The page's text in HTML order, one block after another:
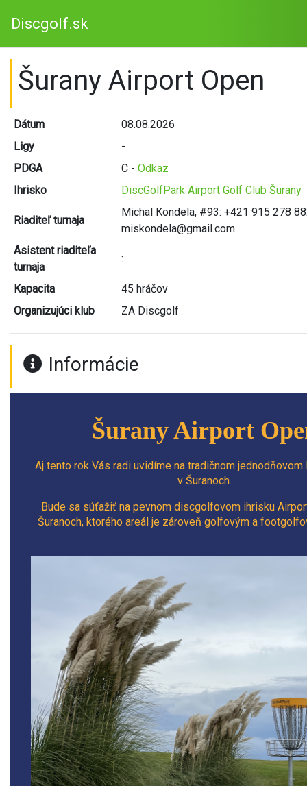
Discgolf.sk
Šurany Airport Open
Dátum
08.08.2026
Ligy
-
PDGA
C - Odkaz
Ihrisko
DiscGolfPark Airport Golf Club Šurany
Riaditeľ turnaja
Michal Kondela, #93: +421 915 278
miskondela@gmail.com
Asistent riaditeľa
turnaja
:
Kapacita
45 hráčov
Organizujúci klub
ZA Discgolf
Informácie
Šurany Airport
Aj tento rok Vás radi uvidíme na tradičnom jednodňovom
v Šuranoch.
Bude sa súťažiť na pevnom discgolfovom ihrisku
Šuranoch, ktorého areál je zároveň golfovým a